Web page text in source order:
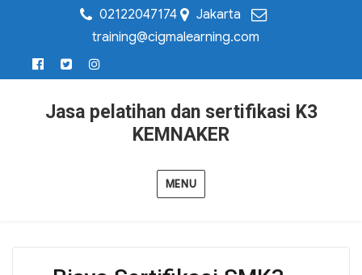
02122047174
Jakarta
training@cigmalearning.com
Jasa pelatihan dan sertifikasi K3
KEMNAKER
MENU